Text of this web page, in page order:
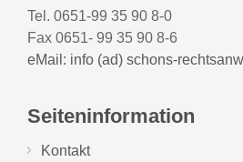
Tel. 0651-99 35 90 8-0
Fax 0651- 99 35 90 8-6
eMail: info (ad) schons-
Seiteninformation
Kontakt